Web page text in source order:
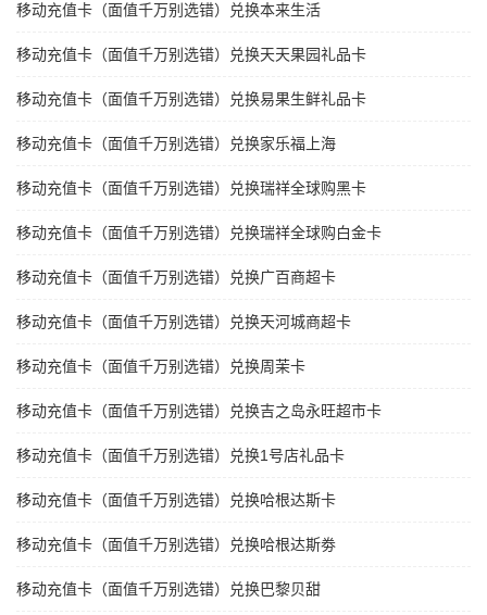
移动充值卡（面值千万别选错）兑换本来生活
移动充值卡（面值千万别选错）兑换天天果园礼品卡
移动充值卡（面值千万别选错）兑换易果生鲜礼品卡
移动充值卡（面值千万别选错）兑换家乐福上海
移动充值卡（面值千万别选错）兑换瑞祥全球购黑卡
移动充值卡（面值千万别选错）兑换瑞祥全球购白金卡
移动充值卡（面值千万别选错）兑换广百商超卡
移动充值卡（面值千万别选错）兑换天河城商超卡
移动充值卡（面值千万别选错）兑换周茉卡
移动充值卡（面值千万别选错）兑换吉之岛永旺超市卡
移动充值卡（面值千万别选错）兑换1号店礼品卡
移动充值卡（面值千万别选错）兑换哈根达斯卡
移动充值卡（面值千万别选错）兑换哈根达斯劵
移动充值卡（面值千万别选错）兑换巴黎贝甜